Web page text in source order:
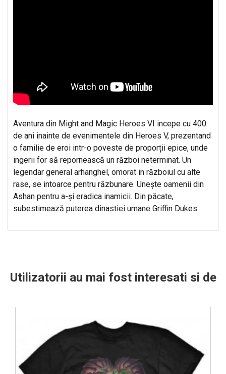
Aventura din Might and Magic Heroes VI incepe cu 400
de ani inainte de evenimentele din Heroes V, prezentand
o familie de eroi intr-o poveste de proporții epice, unde
ingerii for să repornească un război neterminat. Un
legendar general arhanghel, omorat in războiul cu alte
rase, se intoarce pentru răzbunare. Unește oamenii din
Ashan pentru a-și eradica inamicii. Din păcate,
subestimează puterea dinastiei umane Griffin Dukes.
Utilizatorii au mai fost interesati si de